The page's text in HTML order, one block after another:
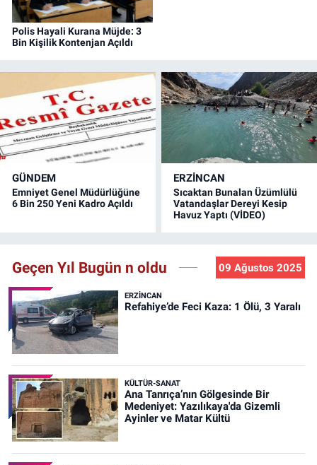
Polis Hayali Kurana Müjde: 3
Bin Kişilik Kontenjan Açıldı
GÜNDEM
Emniyet Genel Müdürlüğüne
6 Bin 250 Yeni Kadro Açıldı
ERZINCAN
Sıcaktan Bunalan Üzümlülü
Vatandaşlar Dereyi Kesip
Havuz Yaptı (VİDEO)
Geçen Yıl Bugün n oldu 09 Ağustos 2025
ERZINCAN
Refahiye’de Feci Kaza: 1 Ölü, 3 Yaralı
KÜLTÜR-SANAT
Ana Tanrıça’nın Gölgesinde Bir
Medeniyet: Yazılıkaya'da Gizemli
Ayinler ve Matar Kültü